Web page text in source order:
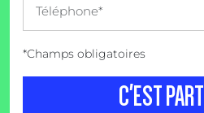
*Champs obligatoires
C'EST PARTI